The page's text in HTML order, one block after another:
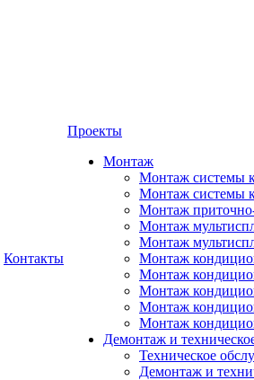
Контакты
Проекты
Монтаж
Монтаж системы
Монтаж системы
Монтаж
Монтаж
Монтаж
Монтаж
Монтаж
Монтаж
Монтаж
Монтаж
Демонтаж и
Техническое
Демонтаж и